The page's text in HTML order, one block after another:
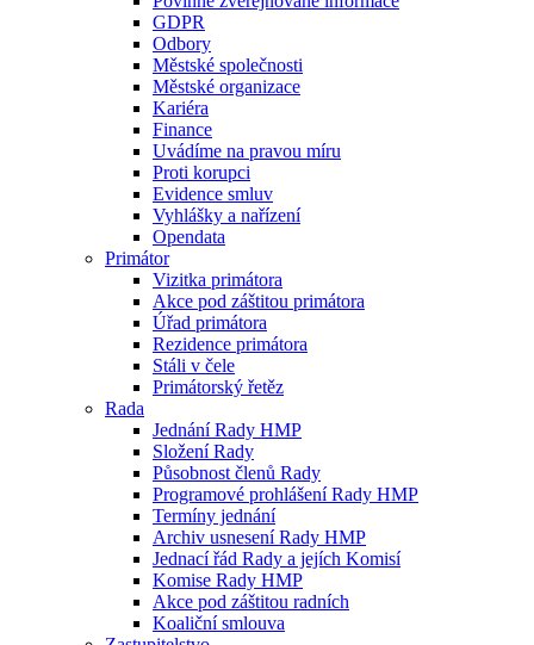
GDPR
Odbory
Městské společnosti
Městské organizace
Kariéra
Finance
Uvádíme na pravou míru
Proti korupci
Evidence smluv
Vyhlášky a nařízení
Opendata
Primátor
Vizitka primátora
Akce pod záštitou primátora
Úřad primátora
Rezidence primátora
Stáli v čele
Primátorský řetěz
Rada
Jednání Rady HMP
Složení Rady
Působnost členů Rady
Programové prohlášení Rady HMP
Termíny jednání
Archiv usnesení Rady HMP
Jednací řád Rady a jejích Komisí
Komise Rady HMP
Akce pod záštitou radních
Koaliční smlouva